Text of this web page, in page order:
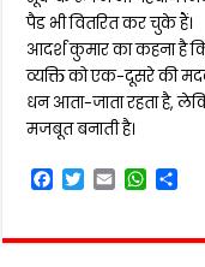
पैड भी वितरित कर चुके हैं।
आदर्श कुमार का कहना है
व्यक्ति को एक-दूसरे की
धन आता-जाता रहता है,
मजबूत बनाती है।
F
e
T
t
E
i
W
t r